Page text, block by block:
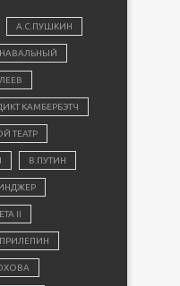
А.С.ПУШКИН
КАМБЕРБЭТЧ
ТЕАТР
В.ПУТИН
II